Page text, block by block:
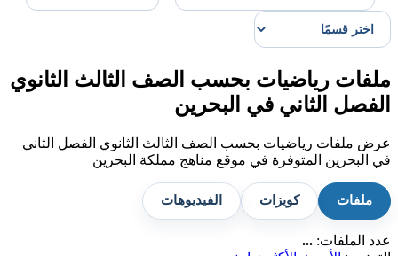
ملفات رياضيات بحسب الصف الثالث الثانوي
الفصل الثاني في البحرين
عرض ملفات رياضيات بحسب الصف الثالث الثانوي الفصل الثاني
في البحرين المتوفرة في موقع مناهج مملكة البحرين
ملفات كويزات الفيديوهات
عدد الملفات: ...